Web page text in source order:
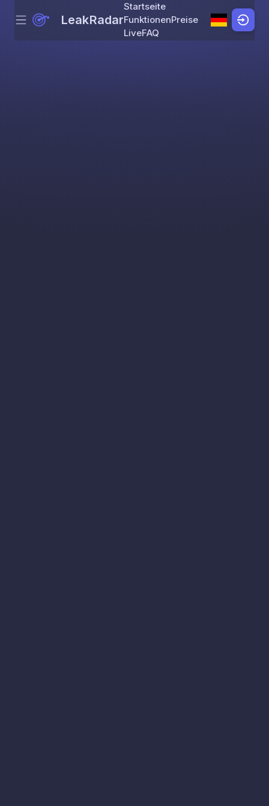
Skip to content
Menu LeakRadar
Startseite
FunktionenPreise
LiveFAQ